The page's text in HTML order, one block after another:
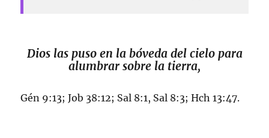
Dios las puso en la bóveda del cielo para
alumbrar sobre la tierra,
Gén 9:13;Job 38:12; Sal 8:1, Sal 8:3;Hch 13:47.